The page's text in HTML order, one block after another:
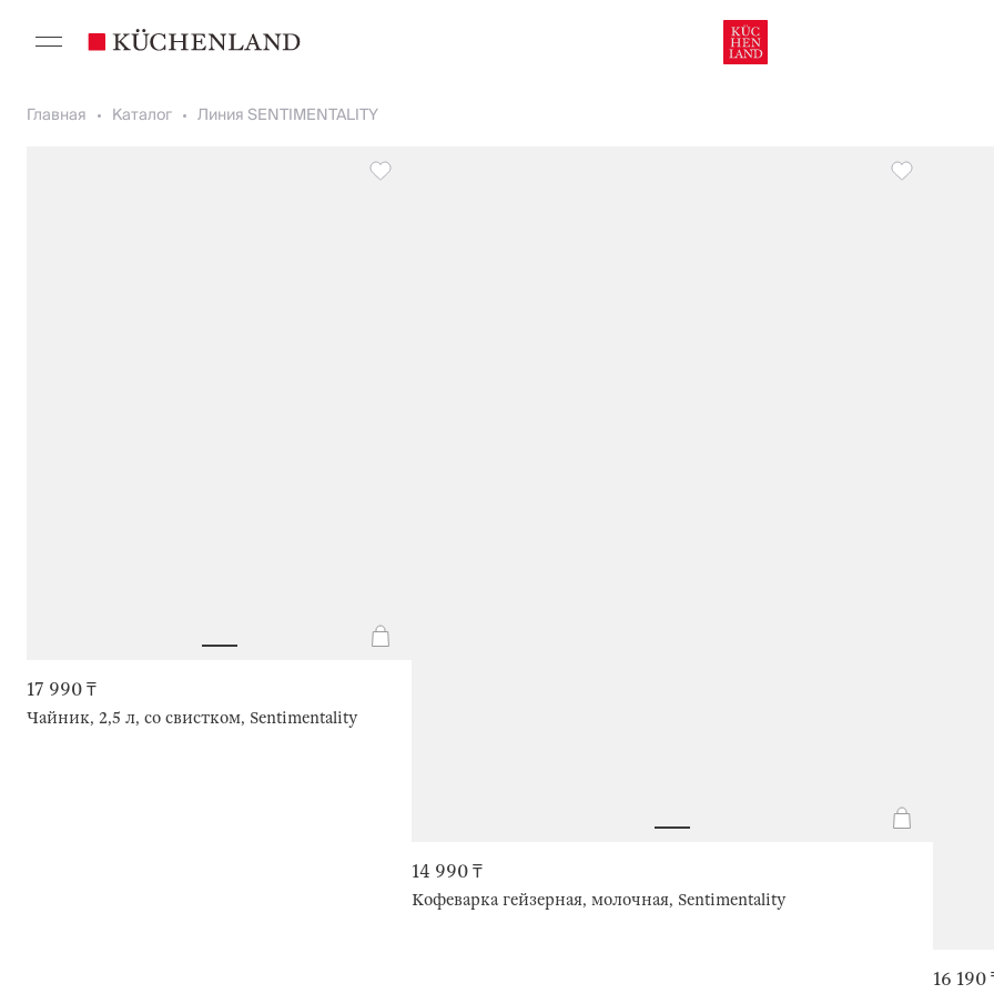
Главная Каталог Линия SENTIMENTALITY
17 990 ₸
Чайник, 2,5 л, со свистком, Sentimentality
14 990 ₸
Кофеварка гейзерная, молочная, Sentimentality
16 190